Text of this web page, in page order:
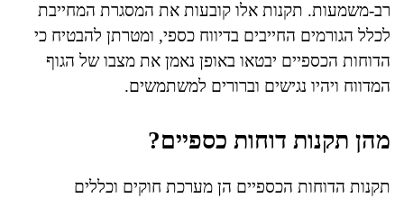
רב-משמעות. תקנות אלו קובעות את המסגרת המחייבת
לכלל הגורמים החייבים בדיווח כספי, ומטרתן להבטיח כי
הדוחות הכספיים יבטאו באופן נאמן את מצבו של הגוף
המדווח ויהיו נגישים וברורים למשתמשים.
מהן תקנות דוחות כספיים?
תקנות הדוחות הכספיים הן מערכת חוקים וכללים